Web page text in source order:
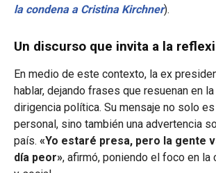
la condena a Cristina Kirchner).
Un discurso que invita a la
En medio de este contexto, la ex
hablar, dejando frases que resuenan en
dirigencia política. Su mensaje no solo
personal, sino también una advertencia
país. «Yo estaré presa, pero la gente
día peor», afirmó, poniendo el foco en